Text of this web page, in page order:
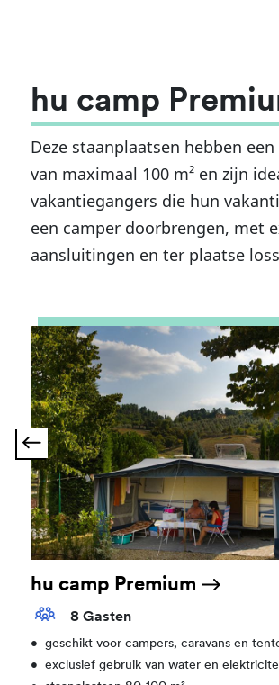
hu camp
Deze staanplaatsen hebben
van maximaal 100 m² en zijn
vakantiegangers die hun
een camper doorbrengen, met
aansluitingen en ter plaatse
hu camp Premium
8 Gasten
•
geschikt voor campers, caravans en
•
exclusief gebruik van water en